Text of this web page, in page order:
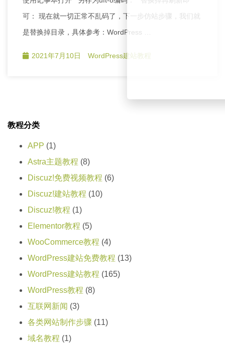
可： 现在就一切正常不乱码了，下一步仿站步骤，我们就
是替换掉目录，具体参考：WordPress …
2021年7月10日 WordPress建站教程
教程分类
APP (1)
Astra主题教程 (8)
Discuz!免费视频教程 (6)
Discuz!建站教程 (10)
Discuz!教程 (1)
Elementor教程 (5)
WooCommerce教程 (4)
WordPress建站免费教程 (13)
WordPress建站教程 (165)
WordPress教程 (8)
互联网新闻 (3)
各类网站制作步骤 (11)
域名教程 (1)